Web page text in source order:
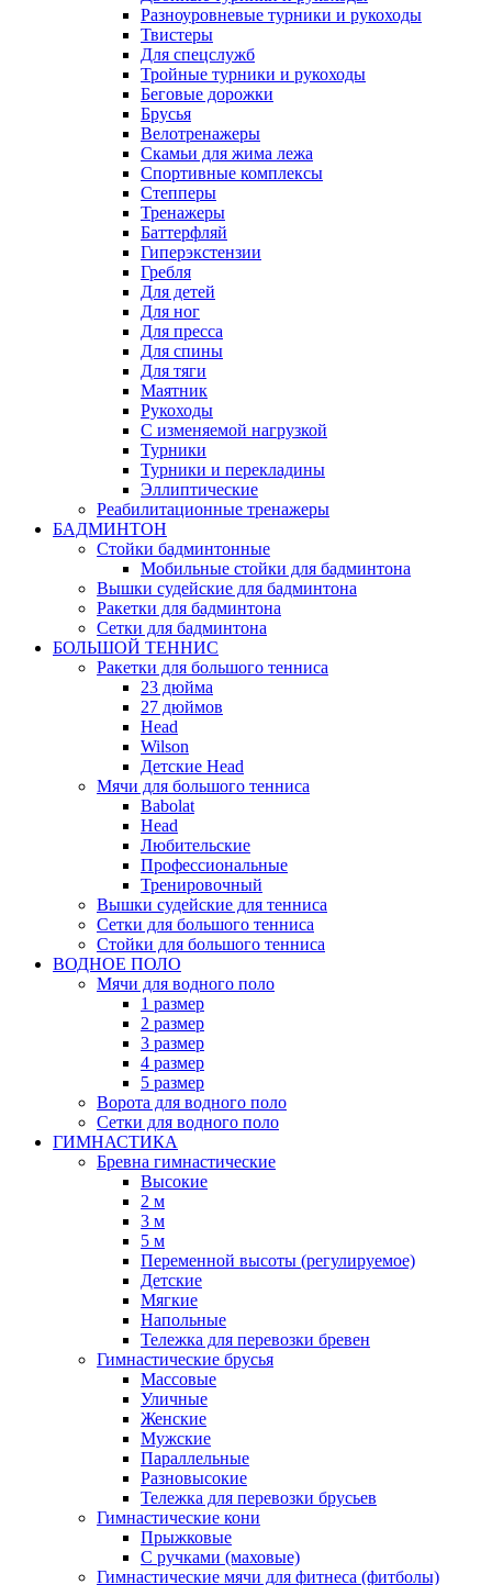
Разноуровневые турники и рукоходы
Твистеры
Для спецслужб
Тройные турники и рукоходы
Беговые дорожки
Брусья
Велотренажеры
Скамьи для жима лежа
Спортивные комплексы
Степперы
Тренажеры
Баттерфляй
Гиперэкстензии
Гребля
Для детей
Для ног
Для пресса
Для спины
Для тяги
Маятник
Рукоходы
С изменяемой нагрузкой
Турники
Турники и перекладины
Эллиптические
Реабилитационные тренажеры
БАДМИНТОН
Стойки бадминтонные
Мобильные стойки для бадминтона
Вышки судейские для бадминтона
Ракетки для бадминтона
Сетки для бадминтона
БОЛЬШОЙ ТЕННИС
Ракетки для большого тенниса
23 дюйма
27 дюймов
Head
Wilson
Детские Head
Мячи для большого тенниса
Babolat
Head
Любительские
Профессиональные
Тренировочный
Вышки судейские для тенниса
Сетки для большого тенниса
Стойки для большого тенниса
ВОДНОЕ ПОЛО
Мячи для водного поло
1 размер
2 размер
3 размер
4 размер
5 размер
Ворота для водного поло
Сетки для водного поло
ГИМНАСТИКА
Бревна гимнастические
Высокие
2 м
3 м
5 м
Переменной высоты (регулируемое)
Детские
Мягкие
Напольные
Тележка для перевозки бревен
Гимнастические брусья
Массовые
Уличные
Женские
Мужские
Параллельные
Разновысокие
Тележка для перевозки брусьев
Гимнастические кони
Прыжковые
С ручками (маховые)
Гимнастические мячи для фитнеса (фитболы)